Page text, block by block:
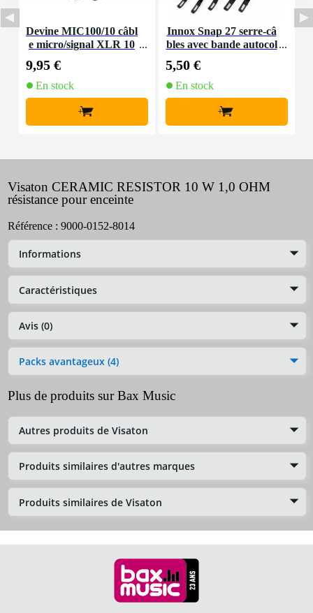
Devine MIC100/10 câbl
e micro/signal XLR 10
9,95 €
En stock
+
Innox Snap 27 serre-câ
bles avec bande autocol
5,50 €
En stock
+
Visaton CERAMIC RESISTOR 10 W 1,0 OHM
résistance pour enceinte
Référence : 9000-0152-8014
Informations
Caractéristiques
Avis (0)
Packs avantageux (4)
Plus de produits sur Bax Music
Autres produits de Visaton
Produits similaires d'autres marques
Produits similaires de Visaton